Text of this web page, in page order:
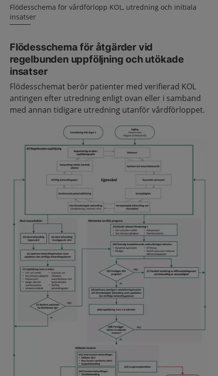
Flödesschema för vårdförlopp KOL, utredning och initiala
insatser
Flödesschema för åtgärder vid
regelbunden uppföljning och utökade
insatser
Flödesschemat berör patienter med verifierad KOL
antingen efter utredning enligt ovan eller i samband
med annan tidigare utredning utanför vårdförloppet.